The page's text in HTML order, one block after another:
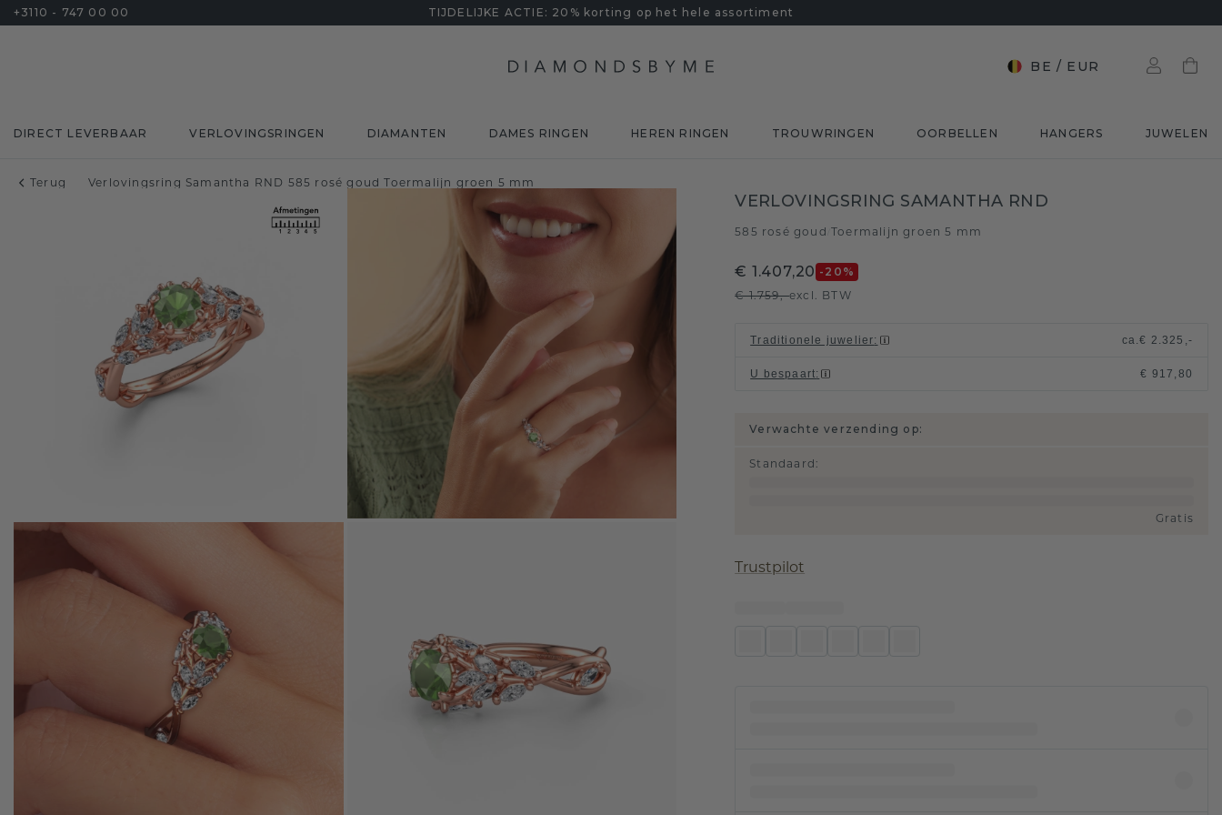
+3110 - 747 00 00 TIJDELIJKE ACTIE: 20% korting op het hele assortiment
BE / EUR
DIRECT LEVERBAAR VERLOVINGSRINGEN DIAMANTEN DAMES RINGEN HEREN RINGEN TROUWRINGEN OORBELLEN HANGERS JUWELEN
Terug Verlovingsring Samantha RND 585 rosé goud Toermalijn groen 5 mm
VERLOVINGSRING SAMANTHA RND
585 rosé goud Toermalijn groen 5 mm
€ 1.407,20 -20 %
€ 1.759,-excl. BTW
Traditionele juwelier: ca.€ 2.325,-
U bespaart: € 917,80
Verwachte verzending op:
Standaard :
Gratis
Trustpilot